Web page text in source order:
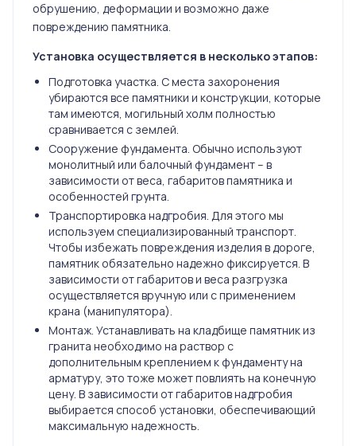
обрушению, деформации и возможно даже
повреждению памятника.
Установка осуществляется в несколько этапов:
Подготовка участка. С места захоронения
убираются все памятники и конструкции, которые
там имеются, могильный холм полностью
сравнивается с землей.
Сооружение фундамента. Обычно используют
монолитный или балочный фундамент – в
зависимости от веса, габаритов памятника и
особенностей грунта.
Транспортировка надгробия. Для этого мы
используем специализированный транспорт.
Чтобы избежать повреждения изделия в дороге,
памятник обязательно надежно фиксируется. В
зависимости от габаритов и веса разгрузка
осуществляется вручную или с применением
крана (манипулятора).
Монтаж. Устанавливать на кладбище памятник из
гранита необходимо на раствор с
дополнительным креплением к фундаменту на
арматуру, это тоже может повлиять на конечную
цену. В зависимости от габаритов надгробия
выбирается способ установки, обеспечивающий
максимальную надежность.